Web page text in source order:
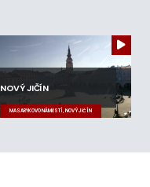
NOVÝ JIČÍN
MASARYKOVO NÁMĚSTÍ, NOVÝ JIČÍN